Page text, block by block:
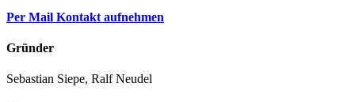
Per Mail Kontakt aufnehmen
Gründer
Sebastian Siepe, Ralf Neudel